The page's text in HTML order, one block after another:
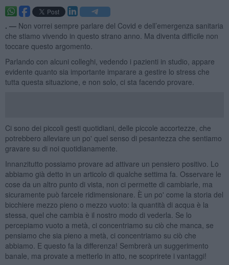
. — Non vorrei sempre parlare del Covid e dell’emergenza sanitaria
che stiamo vivendo in questo strano anno. Ma diventa difficile non
toccare questo argomento.
Parlando con alcuni colleghi, vedendo i pazienti in studio, appare
evidente quanto sia importante imparare a gestire lo stress che
tutta questa situazione, e non solo, ci sta facendo provare.
Ci sono dei piccoli gesti quotidiani, delle piccole accortezze, che
potrebbero alleviare un po' quel senso di pesantezza che sentiamo
gravare su di noi quotidianamente.
Innanzitutto possiamo provare ad attivare un pensiero positivo. Lo
abbiamo già detto in un articolo di qualche settima fa. Osservare le
cose da un altro punto di vista, non ci permette di cambiarle, ma
sicuramente può farcele ridimensionare. È un po' come la storia del
bicchiere mezzo pieno o mezzo vuoto: la quantità di acqua è la
stessa, quel che cambia è il nostro modo di vederla. Se lo
percepiamo vuoto a metà, ci concentriamo su ciò che manca, se
pensiamo che sia pieno a metà, ci concentriamo su ciò che
abbiamo. E questo fa la differenza! Sembrerà un suggerimento
banale, ma provate a metterlo in atto, ne scoprirete i vantaggi!